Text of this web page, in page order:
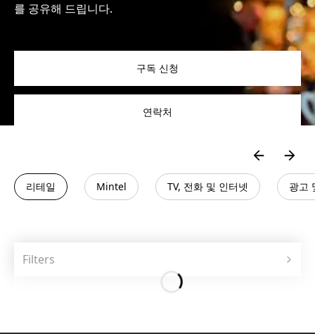
를 공유해 드립니다.
구독 신청
연락처
Mintel TV, 전화 및 인터넷 광고
리테일
Filters